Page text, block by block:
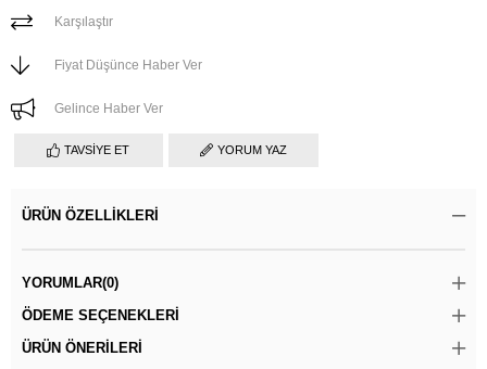
Karşılaştır
Fiyat Düşünce Haber Ver
Gelince Haber Ver
TAVSIYE ET YORUM YAZ
ÜRÜN ÖZELLIKLERI
YORUMLAR(0)
ÖDEME SEÇENEKLERI
ÜRÜN ÖNERILERI